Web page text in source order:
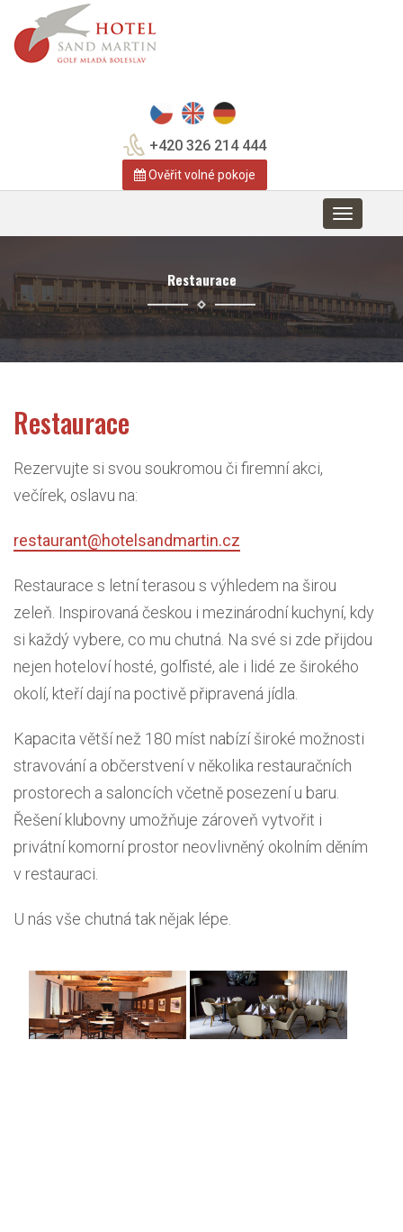
+420 326 214 444
Ověřit volné pokoje
Toggle
navigation
Restaurace
Restaurace
Rezervujte si svou soukromou či firemní akci,
večírek, oslavu na:
restaurant@hotelsandmartin.cz
Restaurace s letní terasou s výhledem na širou
zeleň. Inspirovaná českou i mezinárodní kuchyní, kdy
si každý vybere, co mu chutná. Na své si zde přijdou
nejen hoteloví hosté, golfisté, ale i lidé ze širokého
okolí, kteří dají na poctivě připravená jídla.
Kapacita větší než 180 míst nabízí široké možnosti
stravování a občerstvení v několika restauračních
prostorech a saloncích včetně posezení u baru.
Řešení klubovny umožňuje zároveň vytvořit i
privátní komorní prostor neovlivněný okolním děním
v restauraci.
U nás vše chutná tak nějak lépe.